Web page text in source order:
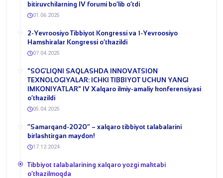
bitiruvchilarning IV forumi bo‘lib o‘tdi
01.06.2025
2-Yevroosiyo Tibbiyot Kongressi va 1-Yevroosiyo
Hamshiralar Kongressi o‘tkazildi
07.04.2025
​"SOG‘LIQNI SAQLASHDA INNOVATSION
TEXNOLOGIYALAR: ICHKI TIBBIYOT UCHUN YANGI
IMKONIYATLAR" IV Xalqaro ilmiy-amaliy konferensiyasi
o‘tkazildi
05.04.2025
“Samarqand-2020” – xalqaro tibbiyot talabalarini
birlashtirgan maydon!
17.12.2024
Tibbiyot talabalarining xalqaro yozgi maktabi
o‘tkazilmoqda